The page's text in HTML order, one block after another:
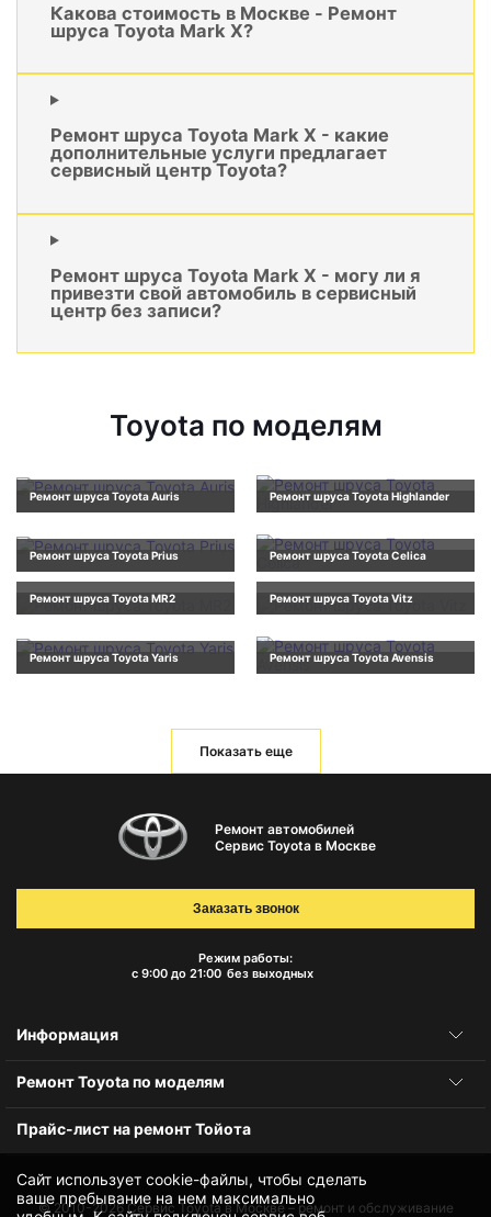
Какова стоимость в Москве - Ремонт
шруса Toyota Mark X?
Ремонт шруса Toyota Mark X - какие
дополнительные услуги предлагает
сервисный центр Toyota?
Ремонт шруса Toyota Mark X - могу ли я
привезти свой автомобиль в сервисный
центр без записи?
Toyota по моделям
Ремонт шруса Toyota Auris Ремонт шруса Toyota Highlander
Ремонт шруса Toyota Prius Ремонт шруса Toyota Celica
Ремонт шруса Toyota MR2 Ремонт шруса Toyota Vitz
Ремонт шруса Toyota Yaris Ремонт шруса Toyota Avensis
Показать еще
Сайт использует cookie-файлы, чтобы сделать
ваше пребывание на нем максимально
Ремонт автомобилей
Сервис Toyota в Москве
Режим работы:
с 9:00 до 21:00 без выходных
Заказать звонок
Информация
Ремонт Toyota по моделям
Прайс-лист на ремонт Тойота
© 2010-2026Сервис Toyota в Москве – ремонт и обслуживание